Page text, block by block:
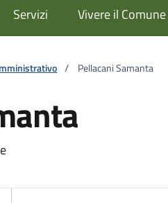
Servizi Vivere il Comune
/ Pellacani Samanta